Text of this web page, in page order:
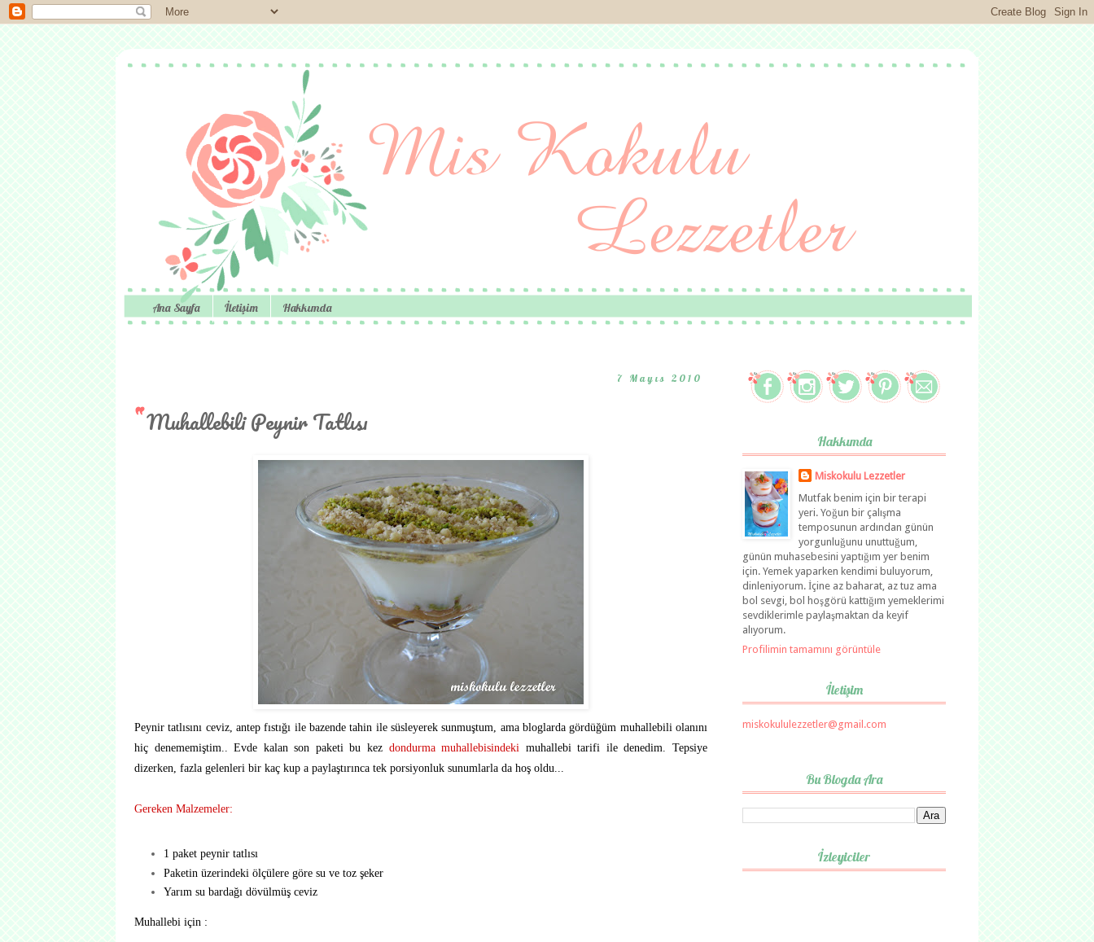
Ana Sayfa İletişim Hakkımda
7 Mayıs 2010
Muhallebili Peynir Tatlısı
Peynir tatlısını ceviz, antep fıstığı ile bazende tahin ile süsleyerek sunmuştum, ama bloglarda gördüğüm muhallebili olanını
hiç denememiştim.. Evde kalan son paketi bu kez dondurma muhallebisindeki muhallebi tarifi ile denedim. Tepsiye
dizerken, fazla gelenleri bir kaç kup a paylaştırınca tek porsiyonluk sunumlarla da hoş oldu...
Gereken Malzemeler:
1 paket peynir tatlısı
Paketin üzerindeki ölçülere göre su ve toz şeker
Yarım su bardağı dövülmüş ceviz
Muhallebi için :
Hakkımda
Miskokulu Lezzetler
Mutfak benim için bir terapi
yeri. Yoğun bir çalışma
temposunun ardından günün
yorgunluğunu unuttuğum,
günün muhasebesini yaptığım yer benim
için. Yemek yaparken kendimi buluyorum,
dinleniyorum. İçine az baharat, az tuz ama
bol sevgi, bol hoşgörü kattığım yemeklerimi
sevdiklerimle paylaşmaktan da keyif
alıyorum.
Profilimin tamamını görüntüle
İletişim
miskokululezzetler@gmail.com
Bu Blogda Ara
İzleyiciler